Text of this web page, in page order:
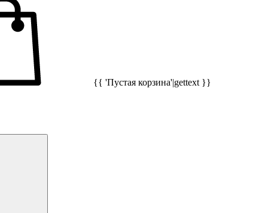
{{ 'Пустая корзина'|gettext }}